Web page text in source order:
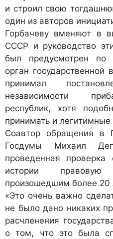
и строил свою
один из авторов
Горбачеву вменяют в
СССР и руководство
был предусмотрен по
орган государственной
принимал
независимости
республик, хотя
принимать и легитимные
Соавтор обращения в
Госдумы Михаил
проведенная
истории
произошедшим более 20
«Это очень важно
не было дано никаких
расчленения
о том, что это была